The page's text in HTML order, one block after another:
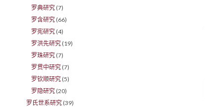
罗典研究 (7)
罗含研究 (66)
罗宪研究 (4)
罗洪先研究 (19)
罗珠研究 (7)
罗贯中研究 (7)
罗钦顺研究 (5)
罗隐研究 (20)
罗氏世系研究 (39)